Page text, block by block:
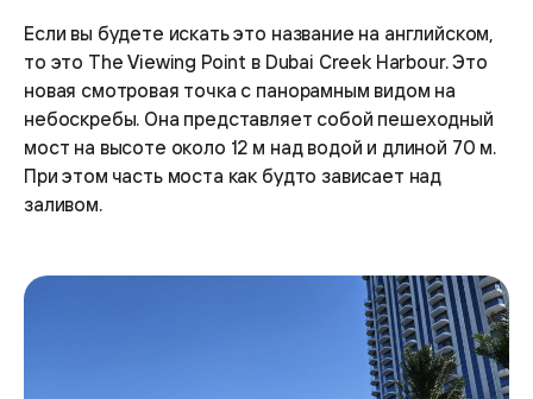
Если вы будете искать это название на английском,
то это The Viewing Point в Dubai Creek Harbour. Это
новая смотровая точка с панорамным видом на
небоскребы. Она представляет собой пешеходный
мост на высоте около 12 м над водой и длиной 70 м.
При этом часть моста как будто зависает над
заливом.